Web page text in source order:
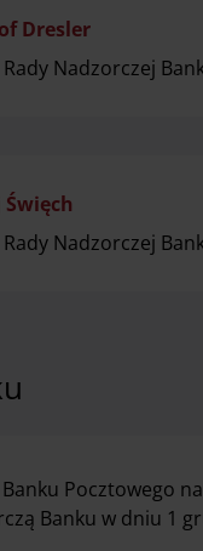
Dresler
Rady Nadzorczej
Rady Nadzorczej
Pocztowego
Banku w dniu 1